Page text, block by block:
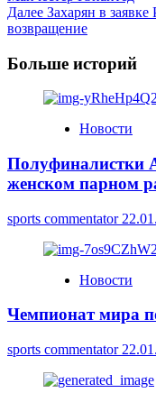
Navigation
Далее Захарян в
возвращение
Больше историй
Новости
Полуфиналистки
женском парном
sports commentator
Новости
Чемпионат мира
sports commentator